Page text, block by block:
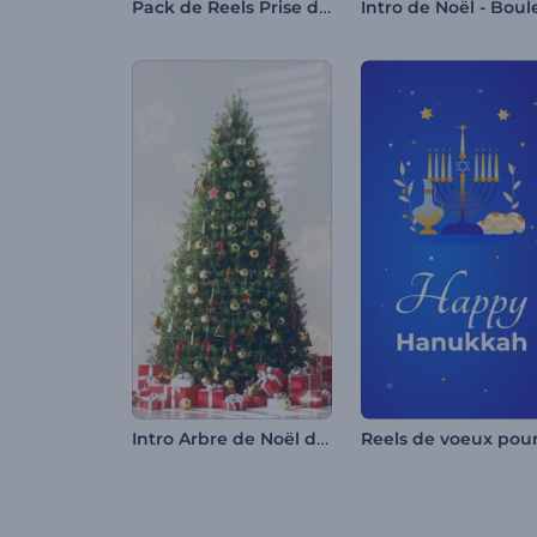
Pack de Reels Prise de la Bastille
Intro Arbre de Noël décoré